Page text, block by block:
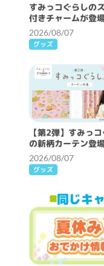
すみっコぐらしの
付きチャームが登
2026/08/07
グッズ
【第2弾】すみっ
の新柄カーテン登
2026/08/07
グッズ
同じキ